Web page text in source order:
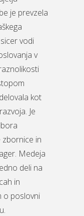
je prevzela
vodi
v
kot
Je
zbornice in
Medeja
deli na
in
o poslovni